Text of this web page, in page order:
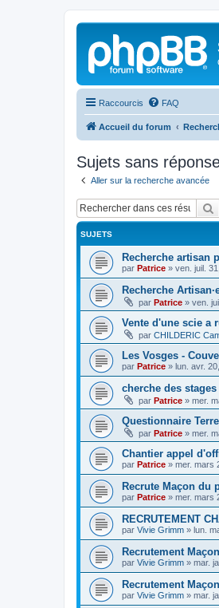
Raccourcis FAQ
Accueil du forum
Sujets sans
Aller sur la recherche avancée
SUJETS
Recherche artisan
par Patrice » ven. juil.
Recherche
par Patrice » ven.
Vente d'une scie a
par CHILDERIC
Les Vosges -
par Patrice » lun. avr.
cherche des
par Patrice » mer.
Questionnaire Terre
par Patrice » mer.
Chantier appel
par Patrice » mer. mars
Recrute Maçon du
par Patrice » mer. mars
RECRUTEMENT
par Vivie Grimm » lun.
Recrutement
par Vivie Grimm » mar.
Recrutement
par Vivie Grimm » mar.